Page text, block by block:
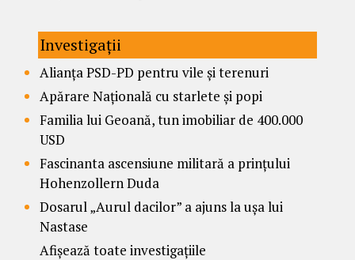
Investigații
Alianța PSD-PD pentru vile și terenuri
Apărare Națională cu starlete și popi
Familia lui Geoană, tun imobiliar de 400.000
USD
Fascinanta ascensiune militară a prințului
Hohenzollern Duda
Dosarul „Aurul dacilor” a ajuns la ușa lui
Nastase
Afișează toate investigațiile